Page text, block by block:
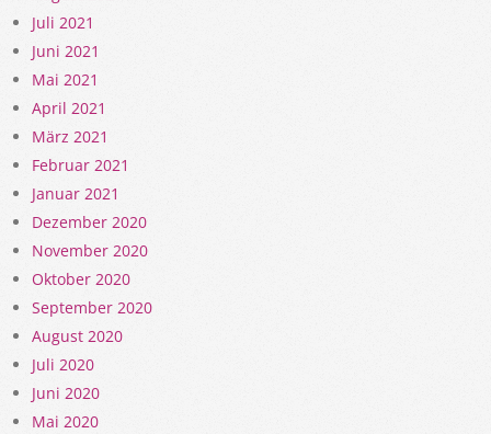
Juli 2021
Juni 2021
Mai 2021
April 2021
März 2021
Februar 2021
Januar 2021
Dezember 2020
November 2020
Oktober 2020
September 2020
August 2020
Juli 2020
Juni 2020
Mai 2020